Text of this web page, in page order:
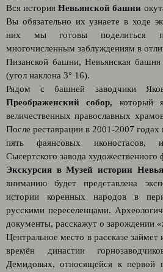
Вся историяНевьянской башни
Вы обязательно их узнаете в ходе
них мы готовы поделиться
многочисленным заблуждениям в
Пизанской башни, Невьянская
(угол наклона 3° 16).
Рядом с башней заводчики
Преображенский собор, который
величественных православных
После реставрации в 2001-2007
пять фаянсовых иконостасов,
Сысертского завода художественного
Экскурсия в Музей истории
вниманию будет представлена
истории коренных народов в
русскими переселенцами.
документы, расскажут о зарождении
Центральное место в рассказе займет
времён династии
Демидовых, относящейся к